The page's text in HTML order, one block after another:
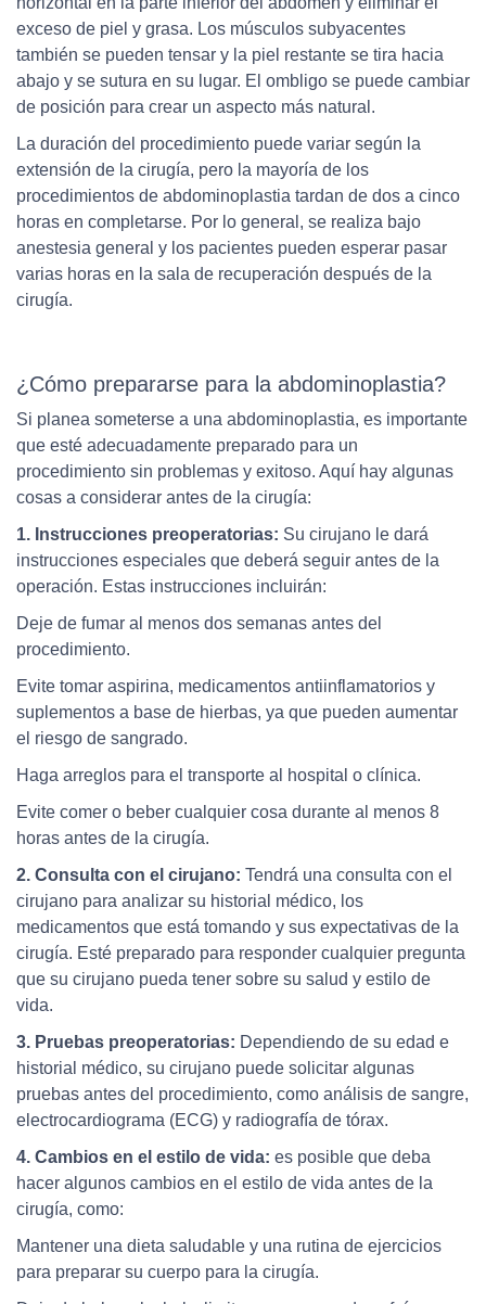
exceso de piel y grasa. Los músculos subyacentes
también se pueden tensar y la piel restante se tira hacia
abajo y se sutura en su lugar. El ombligo se puede cambiar
de posición para crear un aspecto más natural.
La duración del procedimiento puede variar según la
extensión de la cirugía, pero la mayoría de los
procedimientos de abdominoplastia tardan de dos a cinco
horas en completarse. Por lo general, se realiza bajo
anestesia general y los pacientes pueden esperar pasar
varias horas en la sala de recuperación después de la
cirugía.
¿Cómo prepararse para la abdominoplastia?
Si planea someterse a una abdominoplastia, es importante
que esté adecuadamente preparado para un
procedimiento sin problemas y exitoso. Aquí hay algunas
cosas a considerar antes de la cirugía:
1. Instrucciones preoperatorias: Su cirujano le dará
instrucciones especiales que deberá seguir antes de la
operación. Estas instrucciones incluirán:
Deje de fumar al menos dos semanas antes del
procedimiento.
Evite tomar aspirina, medicamentos antiinflamatorios y
suplementos a base de hierbas, ya que pueden aumentar
el riesgo de sangrado.
Haga arreglos para el transporte al hospital o clínica.
Evite comer o beber cualquier cosa durante al menos 8
horas antes de la cirugía.
2. Consulta con el cirujano: Tendrá una consulta con el
cirujano para analizar su historial médico, los
medicamentos que está tomando y sus expectativas de la
cirugía. Esté preparado para responder cualquier pregunta
que su cirujano pueda tener sobre su salud y estilo de
vida.
3. Pruebas preoperatorias: Dependiendo de su edad e
historial médico, su cirujano puede solicitar algunas
pruebas antes del procedimiento, como análisis de sangre,
electrocardiograma (ECG) y radiografía de tórax.
4. Cambios en el estilo de vida: es posible que deba
hacer algunos cambios en el estilo de vida antes de la
cirugía, como:
Mantener una dieta saludable y una rutina de ejercicios
para preparar su cuerpo para la cirugía.